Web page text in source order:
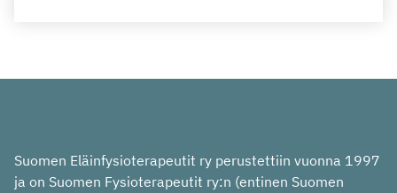
Suomen Eläinfysioterapeutit ry perustettiin vuonna 1997
ja on Suomen Fysioterapeutit ry:n (entinen Suomen